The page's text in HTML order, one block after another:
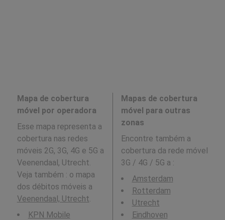
Mapa de cobertura
móvel por operadora
Esse mapa representa a
cobertura nas redes
móveis 2G, 3G, 4G e 5G a
Veenendaal, Utrecht.
Veja também : o mapa
dos débitos móveis a
Veenendaal, Utrecht
KPN Mobile
Mapas de cobertura
móvel para outras
zonas
Encontre também a
cobertura da rede móvel
3G / 4G / 5G a :
Amsterdam
Rotterdam
Utrecht
Eindhoven